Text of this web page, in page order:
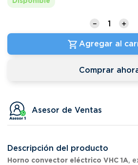
＋
－
Agregar al
Comprar
Asesor de Ventas
Descripción del producto
Horno convector eléctrico VHC 1A,